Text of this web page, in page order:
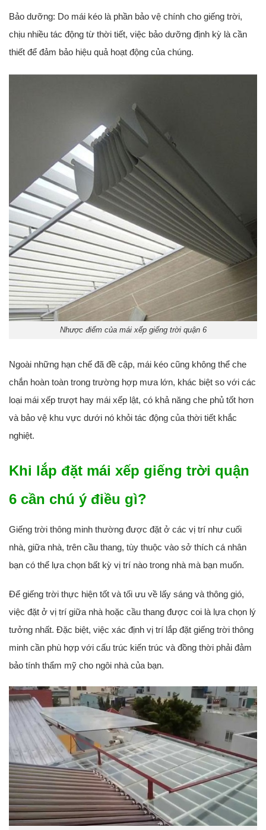
Bảo dưỡng: Do mái kéo là phần bảo vệ chính cho giếng trời,
chịu nhiều tác động từ thời tiết, việc bảo dưỡng định kỳ là cần
thiết để đảm bảo hiệu quả hoạt động của chúng.
Nhược điểm của mái xếp giếng trời quận 6
Ngoài những hạn chế đã đề cập, mái kéo cũng không thể che
chắn hoàn toàn trong trường hợp mưa lớn, khác biệt so với các
loại mái xếp trượt hay mái xếp lật, có khả năng che phủ tốt hơn
và bảo vệ khu vực dưới nó khỏi tác động của thời tiết khắc
nghiệt.
Khi lắp đặt mái xếp giếng trời quận
6 cần chú ý điều gì?
Giếng trời thông minh thường được đặt ở các vị trí như cuối
nhà, giữa nhà, trên cầu thang, tùy thuộc vào sở thích cá nhân
bạn có thể lựa chọn bất kỳ vị trí nào trong nhà mà bạn muốn.
Để giếng trời thực hiện tốt và tối ưu về lấy sáng và thông gió,
việc đặt ở vị trí giữa nhà hoặc cầu thang được coi là lựa chọn lý
tưởng nhất. Đặc biệt, việc xác định vị trí lắp đặt giếng trời thông
minh cần phù hợp với cấu trúc kiến trúc và đồng thời phải đảm
bảo tính thẩm mỹ cho ngôi nhà của bạn.